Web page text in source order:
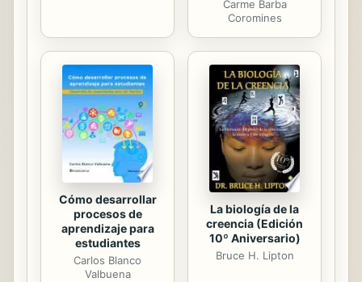
Carme Barba
Coromines
Cómo desarrollar
procesos de
aprendizaje para
estudiantes
Carlos Blanco
Valbuena
La biología de la
creencia (Edición
10º Aniversario)
Bruce H. Lipton